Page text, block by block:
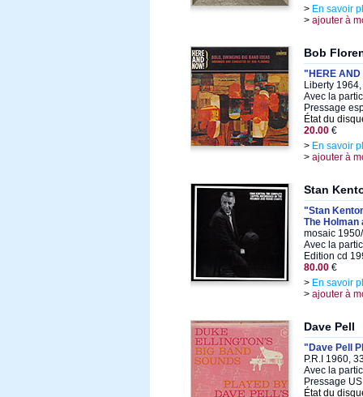
> En savoir
> ajouter à
Bob
"HERE AND
Liberty
Avec la
Pressage
État du
20.00 €
> En savoir
> ajouter à
Stan
"Stan
The
mosaic
Avec la
Edition cd
80.00 €
> En savoir
> ajouter à
Dave Pell
"Dave Pell
P.R.I 1960,
Avec la
Pressage
État du